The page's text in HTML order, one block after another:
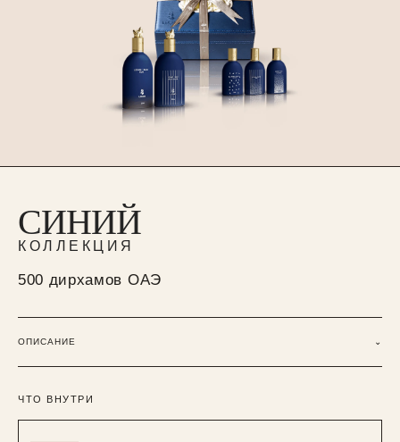
СИНИЙ
КОЛЛЕКЦИЯ
500 дирхамов ОАЭ
ОПИСАНИЕ ⌄
ЧТО ВНУТРИ